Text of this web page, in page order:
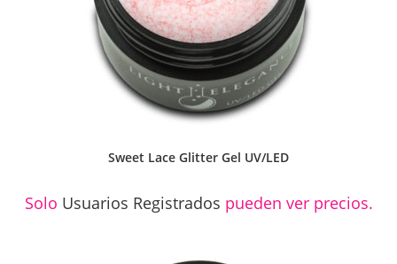
Sweet Lace Glitter Gel UV/LED
Solo Usuarios Registrados pueden ver precios.